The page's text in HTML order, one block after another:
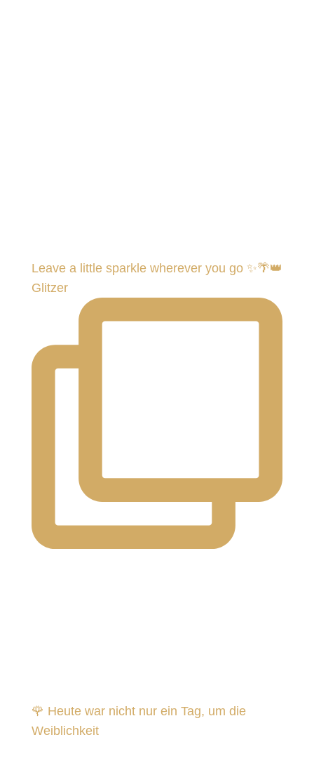
Leave a little sparkle wherever you go ✨🌴👑
Glitzer
🌹 Heute war nicht nur ein Tag, um die
Weiblichkeit